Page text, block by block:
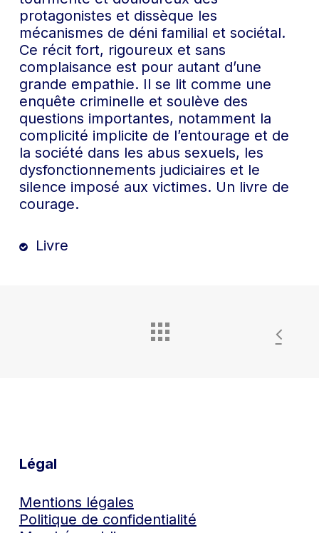
protagonistes et dissèque les
mécanismes de déni familial et sociétal.
Ce récit fort, rigoureux et sans
complaisance est pour autant d’une
grande empathie. Il se lit comme une
enquête criminelle et soulève des
questions importantes, notamment la
complicité implicite de l’entourage et de
la société dans les abus sexuels, les
dysfonctionnements judiciaires et le
silence imposé aux victimes. Un livre de
courage.
Livre
Légal
Mentions légales
Politique de confidentialité